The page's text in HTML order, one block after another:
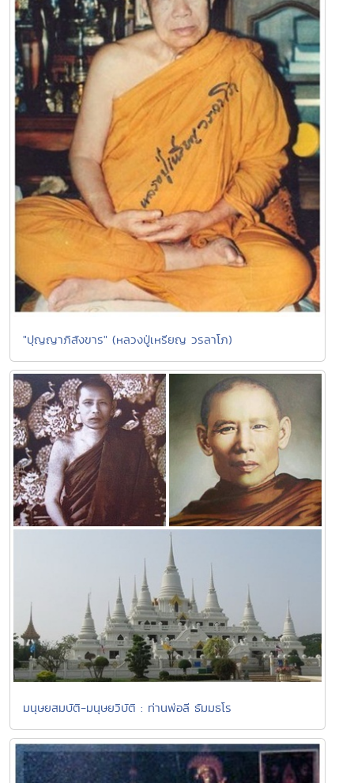
"ปุญญาภิสังขาร" (หลวงปู่เหรียญ วรลาโภ)
มนุษยสมบัติ-มนุษยวิบัติ : ท่านพ่อลี ธัมมธโร